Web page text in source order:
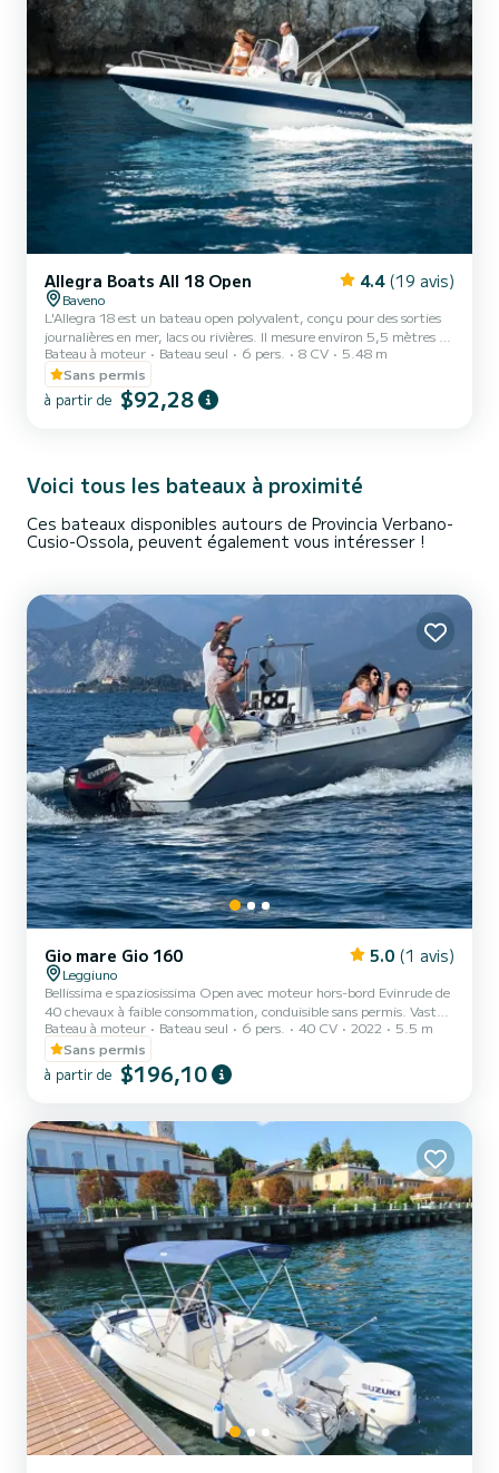
Allegra Boats All 18 Open 4.4 (19 avis)
Baveno
L'Allegra 18 est un bateau open polyvalent, conçu pour des sorties
journalières en mer, lacs ou rivières. Il mesure environ 5,5 mètres de
long et offre de grands espaces de bronzage à l'avant et des sièges
confortables à l'arrière, idéaux pour se détendre ou pêcher. La
version avec moteur électrique allie le confort de la navigation
silencieuse au respect de l'environnement, parfaite pour ceux qui
Bateau à moteur Bateau seul 6 pers. 8 CV
5.48 m
Sans permis
à partir de $92,28
Voici tous les bateaux à proximité
Ces bateaux disponibles autours de Provincia Verbano-
Cusio-Ossola, peuvent également vous intéresser !
Gio mare Gio 160 5.0 (1 avis)
Leggiuno
Bellissima e spaziosissima Open avec moteur hors-bord Evinrude de
40 chevaux à faible consommation, conduisible sans permis. Vaste
bain de soleil à l'avant et places assises à l'arrière avec un poste de
pilotage central très confortable pour profiter pleinement de votre
sortie en toute détente. À bord, vous trouverez les équipements
nécessaires pour naviguer en toute sécurité
Bateau à moteur Bateau seul 6 pers. 40 CV 2022
5.5 m
Sans permis
à partir de $196,10